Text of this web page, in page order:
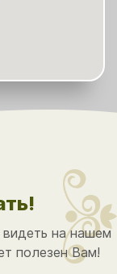
на нашем
полезен Вам!